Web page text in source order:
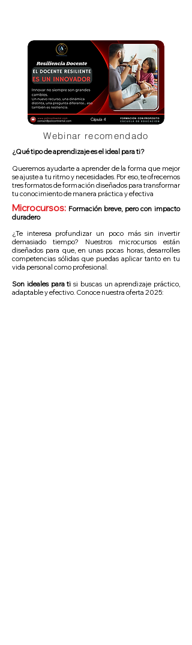
Webinar recomendado
¿Qué tipo de aprendizaje es el ideal para ti?
Queremos ayudarte a aprender de la forma que mejor
se ajuste a tu ritmo y necesidades. Por eso, te ofrecemos
tres formatos de formación diseñados para transformar
tu conocimiento de manera práctica y efectiva
Microcursos: Formación breve, pero con impacto
duradero
¿Te interesa profundizar un poco más sin invertir
demasiado tiempo? Nuestros microcursos están
diseñados para que, en unas pocas horas, desarrolles
competencias sólidas que puedas aplicar tanto en tu
vida personal como profesional.
Son ideales para ti si buscas un aprendizaje práctico,
adaptable y efectivo. Conoce nuestra oferta 2025: